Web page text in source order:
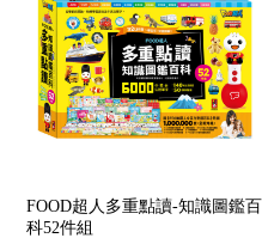
FOOD超人多重點讀-知識圖鑑百
科52件組